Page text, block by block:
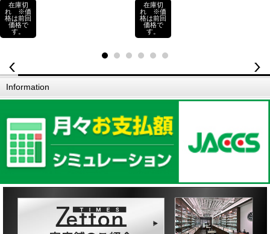
在庫切
れ ※価
格は前回
価格で
す。
在庫切
れ ※価
格は前回
価格で
す。
Information